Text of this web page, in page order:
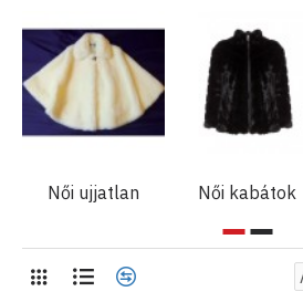
Női ujjatlan Női kabátok